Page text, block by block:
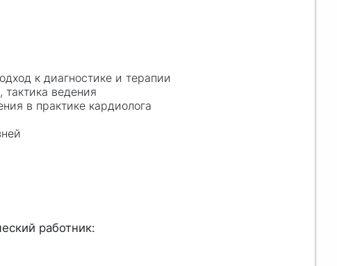
к диагностике и терапии
ведения
в практике кардиолога